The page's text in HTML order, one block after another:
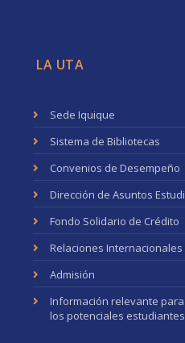
LA UTA
Sede Iquique
Sistema de Bibliotecas
Convenios de Desempeño
Dirección de Asuntos
Fondo Solidario de Crédito
Relaciones Internacionales
Admisión
Información relevante
los potenciales estudiantes